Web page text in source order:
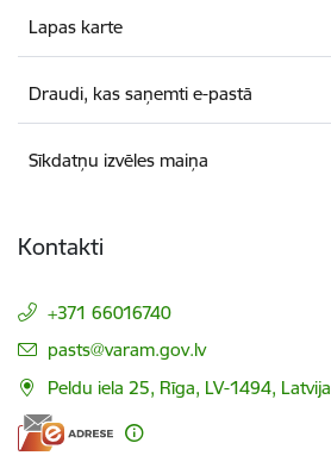
Lapas karte
Draudi, kas saņemti e-pastā
Sīkdatņu izvēles maiņa
Kontakti
+371 66016740
E-pasts:
pasts@varam.gov.lv
Peldu iela 25, Rīga, LV-1494, Latvija